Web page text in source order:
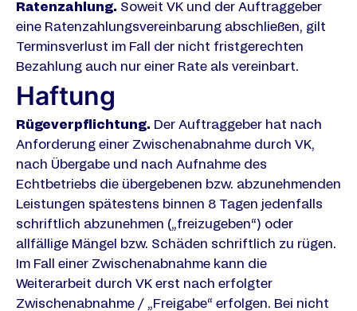
Ratenzahlung. Soweit VK und der Auftraggeber
eine Ratenzahlungsvereinbarung abschließen, gilt
Terminsverlust im Fall der nicht fristgerechten
Bezahlung auch nur einer Rate als vereinbart.
Haftung
Rügeverpflichtung. Der Auftraggeber hat nach
Anforderung einer Zwischenabnahme durch VK,
nach Übergabe und nach Aufnahme des
Echtbetriebs die übergebenen bzw. abzunehmenden
Leistungen spätestens binnen 8 Tagen jedenfalls
schriftlich abzunehmen („freizugeben“) oder
allfällige Mängel bzw. Schäden schriftlich zu rügen.
Im Fall einer Zwischenabnahme kann die
Weiterarbeit durch VK erst nach erfolgter
Zwischenabnahme / „Freigabe“ erfolgen. Bei nicht